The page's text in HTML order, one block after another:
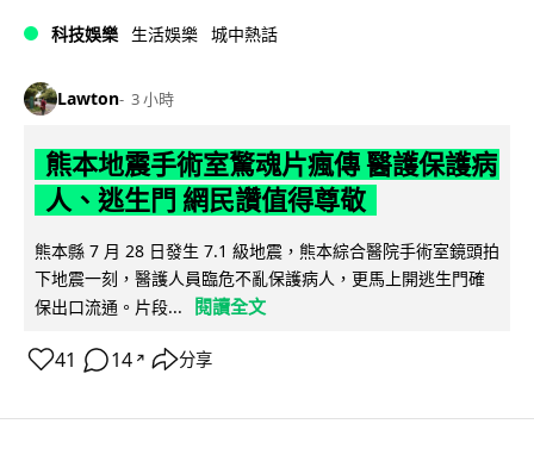
科技娛樂 生活娛樂 城中熱話
Lawton 3 小時
熊本地震手術室驚魂片瘋傳 醫護保護病
人、逃生門 網民讚值得尊敬
熊本縣 7 月 28 日發生 7.1 級地震，熊本綜合醫院手術室鏡頭拍
下地震一刻，醫護人員臨危不亂保護病人，更馬上開逃生門確
保出口流通。片段...
閱讀全文
41 14 ↗ 分享